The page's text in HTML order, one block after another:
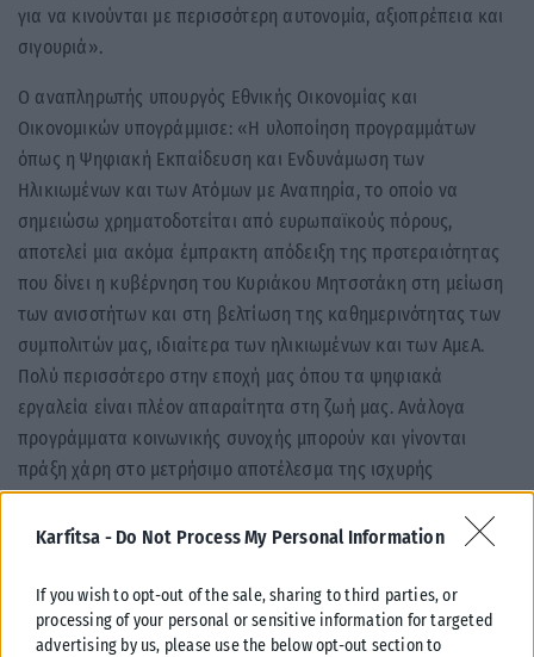
Karfitsa - Do Not Process My Personal Information
If you wish to opt-out of the sale, sharing to third parties, or
processing of your personal or sensitive information for targeted
advertising by us, please use the below opt-out section to
για να κινούνται με περισσότερη αυτονομία, αξιοπρέπεια και
σιγουριά».
Ο αναπληρωτής υπουργός Εθνικής Οικονομίας και
Οικονομικών υπογράμμισε: «Η υλοποίηση προγραμμάτων
όπως η Ψηφιακή Εκπαίδευση και Ενδυνάμωση των
Ηλικιωμένων και των Ατόμων με Αναπηρία, το οποίο να
σημειώσω χρηματοδοτείται από ευρωπαϊκούς πόρους,
αποτελεί μια ακόμα έμπρακτη απόδειξη της προτεραιότητας
που δίνει η κυβέρνηση του Κυριάκου Μητσοτάκη στη μείωση
των ανισοτήτων και στη βελτίωση της καθημερινότητας των
συμπολιτών μας, ιδιαίτερα των ηλικιωμένων και των ΑμεΑ.
Πολύ περισσότερο στην εποχή μας όπου τα ψηφιακά
εργαλεία είναι πλέον απαραίτητα στη ζωή μας. Ανάλογα
προγράμματα κοινωνικής συνοχής μπορούν και γίνονται
πράξη χάρη στο μετρήσιμο αποτέλεσμα της ισχυρής
οικονομίας, αλλά και της στρατηγικής επιλογής μας το
μέρισμα της ανάπτυξης να επιστρέφει σε μόνιμη βάση στην
για την Ελλάδα που μας αξίζει».
Στον Δήμο Βριλησσίων λειτουργεί ένας Κόμβος Ψηφιακής